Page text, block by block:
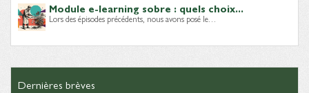
Module e-learning sobre : quels choix...
Lors des épisodes précédents, nous avons posé le…
Dernières brèves